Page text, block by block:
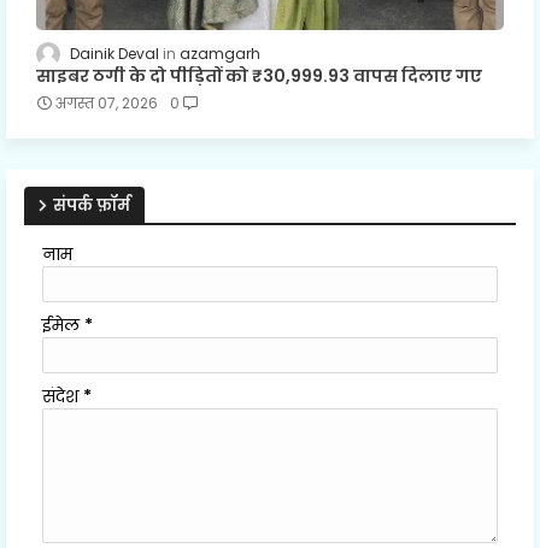
Dainik Deval azamgarh
साइबर ठगी के दो पीड़ितों को ₹30,999.93 वापस दिलाए गए
अगस्त 07, 2026 0
संपर्क फ़ॉर्म
नाम
ईमेल *
संदेश *